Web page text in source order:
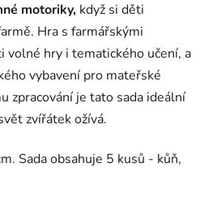
motoriky, když si děti
Hra s farmářskými
volné hry i tematického učení, a
vybavení pro mateřské
zpracování je tato sada ideální
zvířátek ožívá.
Sada obsahuje 5 kusů - kůň,